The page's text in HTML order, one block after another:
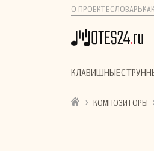
О ПРОЕКТЕСЛОВАРЬ
КЛАВИШНЫЕ
› КОМПОЗИТОРЫ